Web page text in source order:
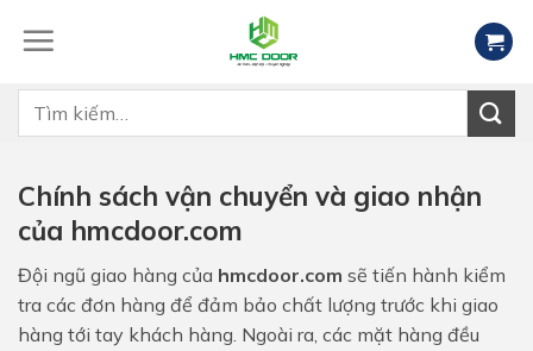
Tìm
Chính sách vận chuyển và giao nhận
của hmcdoor.com
Đội ngũ giao hàng của hmcdoor.com sẽ tiến hành kiểm
tra các đơn hàng để đảm bảo chất lượng trước khi giao
hàng tới tay khách hàng. Ngoài ra, các mặt hàng đều